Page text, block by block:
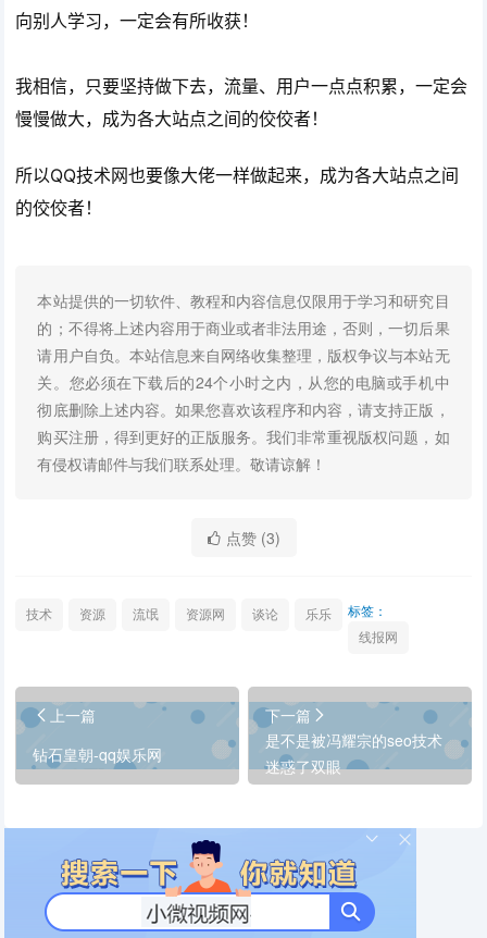
向别人学习，一定会有所收获！
我相信，只要坚持做下去，流量、用户一点点积累，一定会
慢慢做大，成为各大站点之间的佼佼者！
所以QQ技术网也要像大佬一样做起来，成为各大站点之间
的佼佼者！
本站提供的一切软件、教程和内容信息仅限用于学习和研究目
的；不得将上述内容用于商业或者非法用途，否则，一切后果
请用户自负。本站信息来自网络收集整理，版权争议与本站无
关。您必须在下载后的24个小时之内，从您的电脑或手机中
彻底删除上述内容。如果您喜欢该程序和内容，请支持正版，
购买注册，得到更好的正版服务。我们非常重视版权问题，如
有侵权请邮件与我们联系处理。敬请谅解！
点赞 (3)
标签：
技术 资源 流氓 资源网 谈论
乐乐
线报网
上一篇
钻石皇朝-qq娱乐网
下一篇
是不是被冯耀宗的seo技术
迷惑了双眼